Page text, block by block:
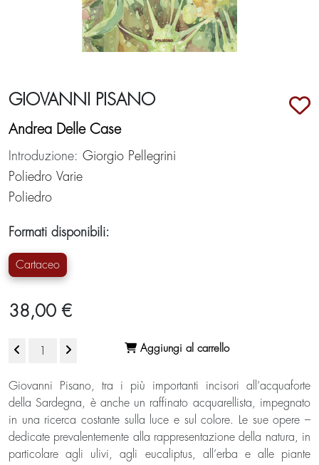
GIOVANNI PISANO
Andrea Delle Case
Introduzione: Giorgio Pellegrini
Poliedro Varie
Poliedro
Formati disponibili:
Cartaceo
38,00 €
Aggiungi al carrello
Giovanni Pisano, tra i più importanti incisori all’acquaforte
della Sardegna, è anche un raffinato acquarellista, impegnato
in una ricerca costante sulla luce e sul colore. Le sue opere –
dedicate prevalentemente alla rappresentazione della natura, in
particolare agli ulivi, agli eucaliptus, all’erba e alle piante